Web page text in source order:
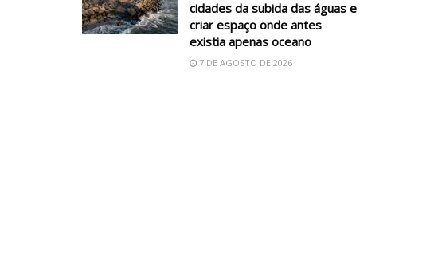
cidades da subida das águas e
criar espaço onde antes
existia apenas oceano
7 DE AGOSTO DE 2026